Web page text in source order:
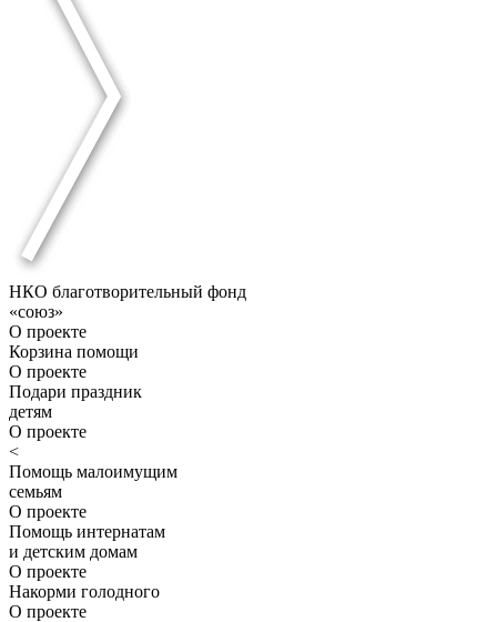
НКО благотворительный фонд
«союз»
О проекте
Корзина помощи
О проекте
Подари праздник
детям
О проекте
<
Помощь малоимущим
семьям
О проекте
Помощь интернатам
и детским домам
О проекте
Накорми голодного
О проекте